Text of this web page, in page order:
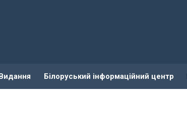
Білоруський інформаційний центр